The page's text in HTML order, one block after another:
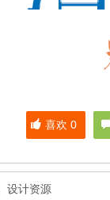
喜欢0
设计资源